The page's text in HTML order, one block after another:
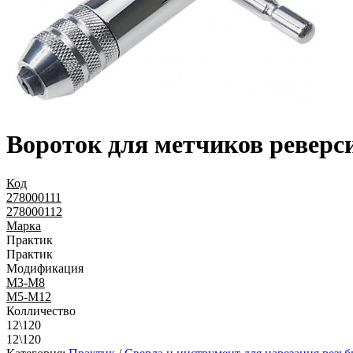
Вороток для метчиков
Код
278000111
278000112
Марка
Практик
Практик
Модификация
М3-М8
М5-М12
Колличество
12\120
12\120